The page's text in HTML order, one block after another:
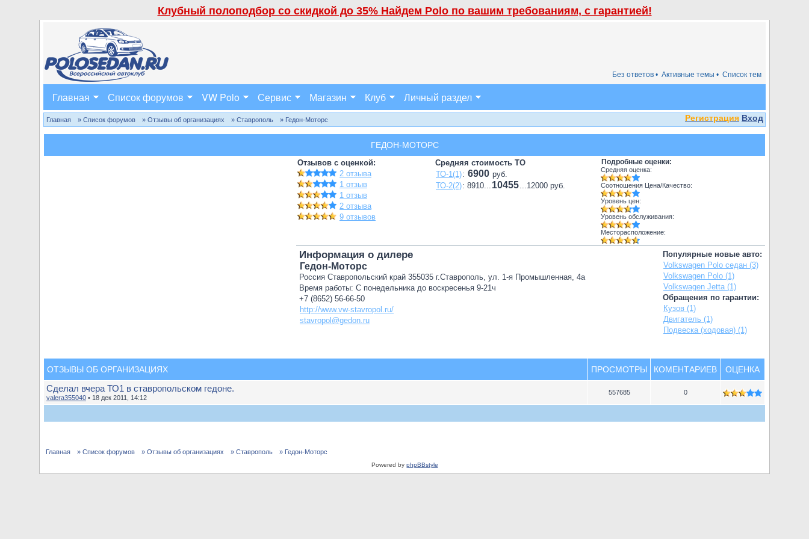
Клубный полоподбор со скидкой до 35% Найдем Polo по вашим требованиям, с гарантией!
Список тем
Активные темы •
Без ответов •
Главная Список форумов VW Polo Сервис Магазин Клуб Личный раздел
Регистрация Вход
Главная » Список форумов » Отзывы об организациях » Ставрополь » Гедон-Моторс
ГЕДОН-МОТОРС
Отзывов с оценкой:
2 отзыва
1 отзыв
1 отзыв
2 отзыва
9 отзывов
Средняя стоимость ТО
ТО-1(1): 6900 руб.
ТО-2(2): 8910... 10455...12000 руб.
Подробные оценки:
Средняя оценка:
Соотношения Цена/Качество:
Уровень цен:
Уровень обслуживания:
Месторасположение:
Популярные новые авто:
Volkswagen Polo седан (3)
Volkswagen Polo (1)
Volkswagen Jetta (1)
Обращения по гарантии:
Кузов (1)
Двигатель (1)
Подвеска (ходовая) (1)
Информация о дилере
Гедон-Моторс
Россия Ставропольский край 355035 г.Ставрополь, ул. 1-я Промышленная, 4а
Время работы: С понедельника до воскресенья 9-21ч
+7 (8652) 56-66-50
http://www.vw-stavropol.ru/
stavropol@gedon.ru
ОТЗЫВЫ ОБ ОРГАНИЗАЦИЯХ ПРОСМОТРЫ КОМЕНТАРИЕВ ОЦЕНКА
Сделал вчера ТО1 в ставропольском гедоне.
valera355040 • 18 дек 2011, 14:12
557685 0
Главная » Список форумов » Отзывы об организациях » Ставрополь » Гедон-Моторс
Powered by phpBBstyle